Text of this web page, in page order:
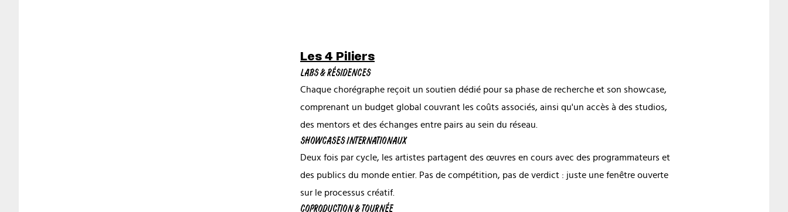
Les 4 Piliers
LABS & RÉSIDENCES
Chaque chorégraphe reçoit un soutien dédié pour sa phase de recherche et son showcase,
comprenant un budget global couvrant les coûts associés, ainsi qu'un accès à des studios,
des mentors et des échanges entre pairs au sein du réseau.
SHOWCASES INTERNATIONAUX
Deux fois par cycle, les artistes partagent des œuvres en cours avec des programmateurs et
des publics du monde entier. Pas de compétition, pas de verdict : juste une fenêtre ouverte
sur le processus créatif.
COPRODUCTION & TOURNÉE